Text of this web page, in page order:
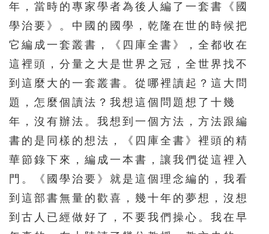
年，當時的專家學者為後人編了一套書《國
學治要》。中國的國學，乾隆在世的時候把
它編成一套叢書，《四庫全書》，全都收在
這裡頭，分量之大是世界之冠，全世界找不
到這麼大的一套叢書。從哪裡讀起？這大問
題，怎麼個讀法？我想這個問題想了十幾
年，沒有辦法。我想到一個方法，方法跟編
書的是同樣的想法，《四庫全書》裡頭的精
華節錄下來，編成一本書，讓我們從這裡入
門。《國學治要》就是這個理念編的，我看
到這部書無量的歡喜，幾十年的夢想，沒想
到古人已經做好了，不要我們操心。我在早